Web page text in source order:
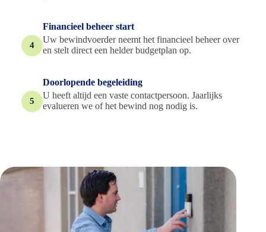
4
Financieel beheer start
Uw bewindvoerder neemt het financieel beheer over
en stelt direct een helder budgetplan op.
5
Doorlopende begeleiding
U heeft altijd een vaste contactpersoon. Jaarlijks
evalueren we of het bewind nog nodig is.